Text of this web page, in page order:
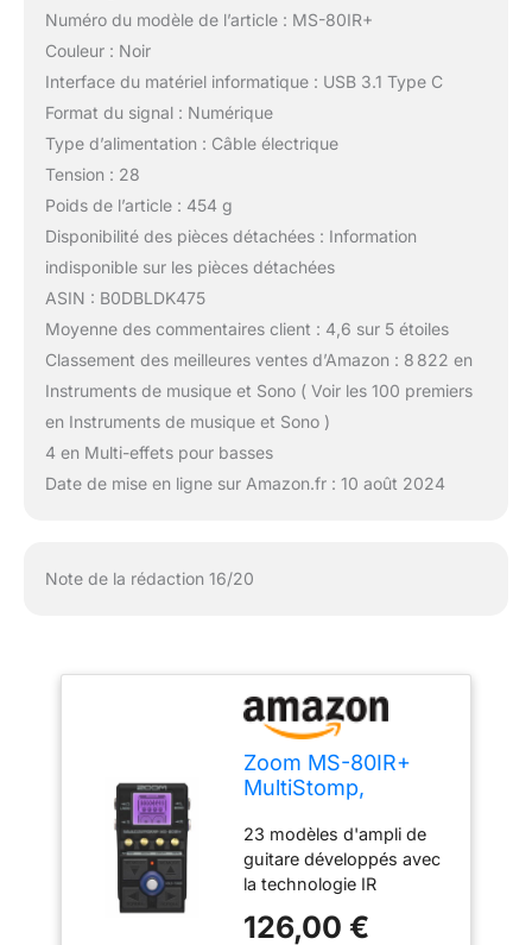
Numéro du modèle de l’article : MS-80IR+
Couleur : Noir
Interface du matériel informatique : USB 3.1 Type C
Format du signal : Numérique
Type d’alimentation : Câble électrique
Tension : 28
Poids de l’article : 454 g
Disponibilité des pièces détachées : Information
indisponible sur les pièces détachées
ASIN : B0DBLDK475
Moyenne des commentaires client : 4,6 sur 5 étoiles
Classement des meilleures ventes d’Amazon : 8 822 en
Instruments de musique et Sono ( Voir les 100 premiers
en Instruments de musique et Sono )
4 en Multi-effets pour basses
Date de mise en ligne sur Amazon.fr : 10 août 2024
Note de la rédaction 16/20
Zoom MS-80IR+
MultiStomp,
et enceinte format
pédale,
entrée/sortie
stéréo, 23 modèles
d’amplis, 5 espace
23 modèles d'ampli de
guitare développés avec
la technologie IR
sonores studio pour
126,00 €